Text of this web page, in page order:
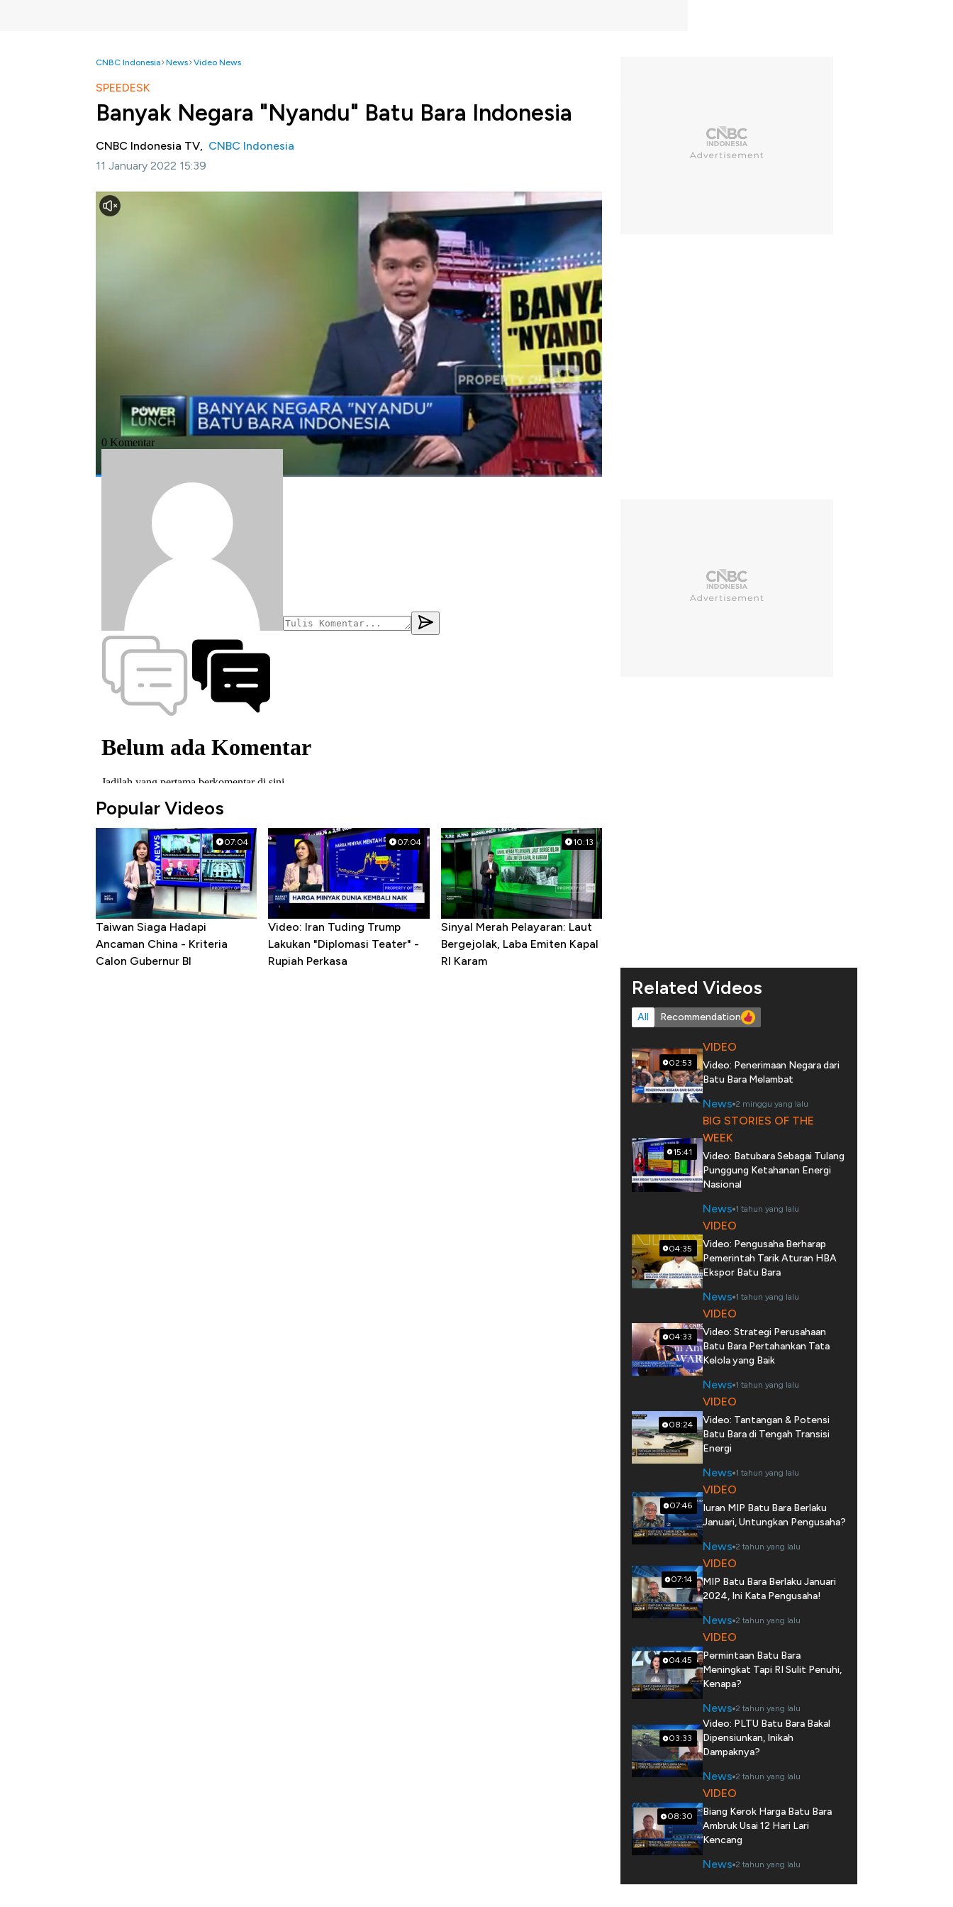
CNBC Indonesia News Video News
SPEEDESK
Banyak Negara "Nyandu" Batu Bara Indonesia
CNBC Indonesia TV, CNBC Indonesia
11 January 2022 15:39
Jakarta, CNBC Indonesia-
Sebelum pemerintah mengumumkan rencana pembukaan keran ekspor
batu bara secara bertahap, telah banyak negara tetangga yang memprotes keputusan Indonesia
Selengkapnya dalam program Power Lunch CNBC Indonesia (Selasa, 11/01/2021) berikut ini.
Popular Videos
07:04
Taiwan Siaga Hadapi
Ancaman China - Kriteria
Calon Gubernur BI
07:04
Video: Iran Tuding Trump
Lakukan "Diplomasi Teater" -
Rupiah Perkasa
10:13
Sinyal Merah Pelayaran: Laut
Bergejolak, Laba Emiten Kapal
RI Karam
Related Videos
All Recommendation
02:53
VIDEO
Video: Penerimaan Negara dari
Batu Bara Melambat
News 2 minggu yang lalu
15:41
BIG STORIES OF THE
WEEK
Video: Batubara Sebagai Tulang
Punggung Ketahanan Energi
Nasional
News 1 tahun yang lalu
04:35
VIDEO
Video: Pengusaha Berharap
Pemerintah Tarik Aturan HBA
Ekspor Batu Bara
News 1 tahun yang lalu
04:33
VIDEO
Video: Strategi Perusahaan
Batu Bara Pertahankan Tata
Kelola yang Baik
News 1 tahun yang lalu
08:24
VIDEO
Video: Tantangan & Potensi
Batu Bara di Tengah Transisi
Energi
News 1 tahun yang lalu
07:46
VIDEO
Iuran MIP Batu Bara Berlaku
Januari, Untungkan Pengusaha?
News 2 tahun yang lalu
07:14
VIDEO
MIP Batu Bara Berlaku Januari
2024, Ini Kata Pengusaha!
News 2 tahun yang lalu
04:45
VIDEO
Permintaan Batu Bara
Meningkat Tapi RI Sulit Penuhi,
Kenapa?
News 2 tahun yang lalu
03:33
Video: PLTU Batu Bara Bakal
Dipensiunkan, Inikah
Dampaknya?
News 2 tahun yang lalu
08:30
VIDEO
Biang Kerok Harga Batu Bara
Ambruk Usai 12 Hari Lari
Kencang
News 2 tahun yang lalu